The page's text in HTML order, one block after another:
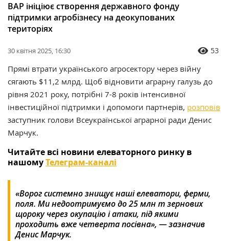
ВАР ініціює створення державного фонду
підтримки агробізнесу на деокупованих
територіях
30 квітня 2025, 16:30 53
Прямі втрати українського агросектору через війну
сягають $11,2 млрд. Щоб відновити аграрну галузь до
рівня 2021 року, потрібні 7-8 років інтенсивної
інвестиційної підтримки і допомоги партнерів, розповів
заступник голови Всеукраїнської аграрної ради Денис
Марчук.
Читайте всі новини елеваторного ринку в
нашомуТелеграм-каналі
«Ворог системно знищує наші елеватори, ферми,
поля. Ми недоотримуємо до 25 млн т зернових
щороку через окупацію і атаки, під якими
проходить вже четверта посівна», — зазначив
Денис Марчук.